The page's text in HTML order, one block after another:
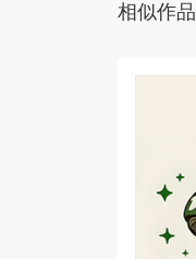
相似作品